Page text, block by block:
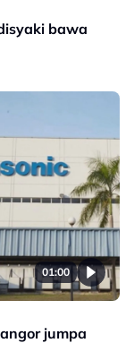
bawa
01:00
jumpa